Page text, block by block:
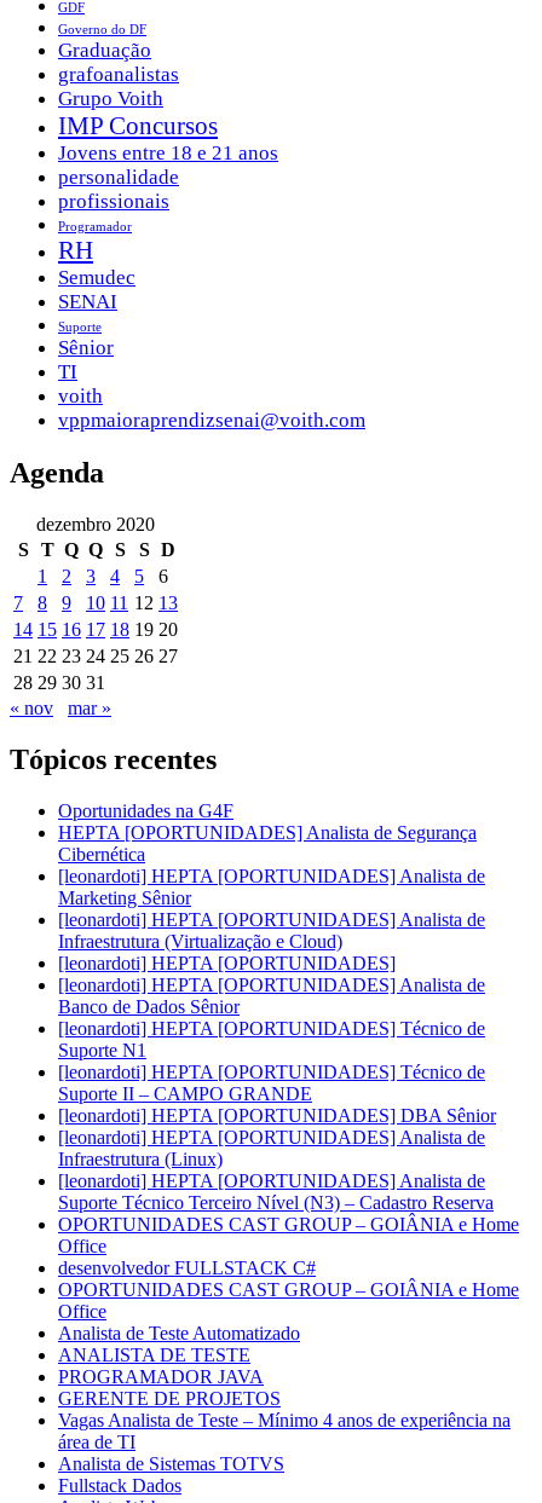
GDF
Governo do DF
Graduação
grafoanalistas
Grupo Voith
IMP Concursos
Jovens entre 18 e 21 anos
personalidade
profissionais
Programador
RH
Semudec
SENAI
Suporte
Sênior
TI
voith
vppmaioraprendizsenai@voith.com
Agenda
dezembro 2020
S
T Q Q S S D
1
2 3 4 5
6
7
8 9 10 11 12 13
14 15 16 17 18 19 20
21 22 23 24 25 26 27
28 29 30 31
« nov
mar »
Tópicos recentes
Oportunidades na G4F
HEPTA [OPORTUNIDADES] Analista de Segurança
Cibernética
[leonardoti] HEPTA [OPORTUNIDADES] Analista de
Marketing Sênior
[leonardoti] HEPTA [OPORTUNIDADES] Analista de
Infraestrutura (Virtualização e Cloud)
[leonardoti] HEPTA [OPORTUNIDADES]
[leonardoti] HEPTA [OPORTUNIDADES] Analista de
Banco de Dados Sênior
[leonardoti] HEPTA [OPORTUNIDADES] Técnico de
Suporte N1
[leonardoti] HEPTA [OPORTUNIDADES] Técnico de
Suporte II – CAMPO GRANDE
[leonardoti] HEPTA [OPORTUNIDADES] DBA Sênior
[leonardoti] HEPTA [OPORTUNIDADES] Analista de
Infraestrutura (Linux)
[leonardoti] HEPTA [OPORTUNIDADES] Analista de
Suporte Técnico Terceiro Nível (N3) – Cadastro Reserva
OPORTUNIDADES CAST GROUP – GOIÂNIA e Home
Office
desenvolvedor FULLSTACK C#
OPORTUNIDADES CAST GROUP – GOIÂNIA e Home
Office
Analista de Teste Automatizado
ANALISTA DE TESTE
PROGRAMADOR JAVA
GERENTE DE PROJETOS
Vagas Analista de Teste – Mínimo 4 anos de experiência na
área de TI
Analista de Sistemas TOTVS
Fullstack Dados